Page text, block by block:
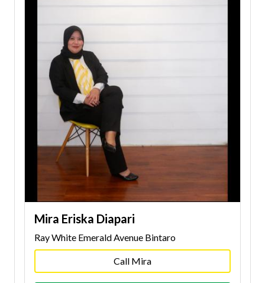
Mira Eriska Diapari
Ray White Emerald Avenue Bintaro
Call Mira